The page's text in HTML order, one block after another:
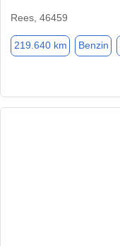
Rees, 46459
219.640 km Benzin